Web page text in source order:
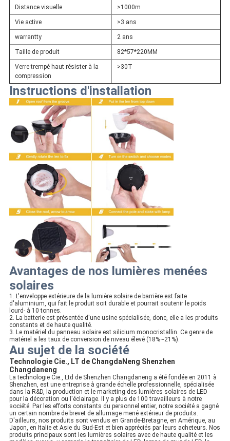
Distance visuelle >1000m
Vie active >3 ans
warrantty 2 ans
Taille de produit 82*57*220MM
Verre trempé haut résister à la
compression
>30T
Instructions d'installation
Avantages de nos lumières menées
solaires
1. L'enveloppe extérieure de la lumière solaire de barrière est faite
d'aluminium, qui fait le produit soit durable et pourrait soutenir le poids
lourd- à 10 tonnes.
2. La batterie est présentée d'une usine spécialisée, donc, elle a les produits
constants et de haute qualité.
3. Le matériel du panneau solaire est silicium monocristallin. Ce genre de
matériel a les taux de conversion de niveau élevé (18%~21%).
Au sujet de la société
Technologie Cie., LT de ChangdaNeng Shenzhen
Changdaneng
La technologie Cie., Ltd de Shenzhen Changdaneng a été fondée en 2011 à
Shenzhen, est une entreprise à grande échelle professionnelle, spécialisée
dans la R&D, la production et le marketing des lumières solaires de LED
pour la décoration ou l'éclairage. Il y a plus de 100 travailleurs à notre
société. Par les efforts constants du personnel entier, notre société a gagné
un certain nombre de brevet de allumage mené extérieur de produits.
D'ailleurs, nos produits sont vendus en Grande-Bretagne, en Amérique, au
Japon, en Italie et Asie du Sud-Est et bien appréciés par leurs acheteurs. Nos
produits principaux sont les lumières solaires avec de haute qualité et les